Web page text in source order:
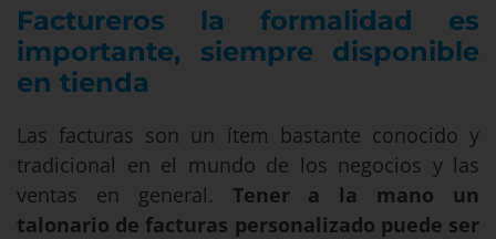
Factureros la formalidad es
importante, siempre disponible
en tienda
Las facturas son un ítem bastante conocido y
tradicional en el mundo de los negocios y las
ventas en general. Tener a la mano un
talonario de facturas personalizado puede ser